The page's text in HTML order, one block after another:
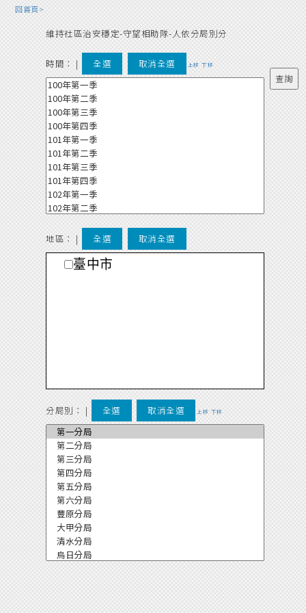
回首頁>
維持社區治安穩定-守望相助隊-人依分局別分
時間： | 全選 取消全選 上移 下移
地區： | 全選 取消全選
臺中市
分局別： | 全選 取消全選 上移 下移